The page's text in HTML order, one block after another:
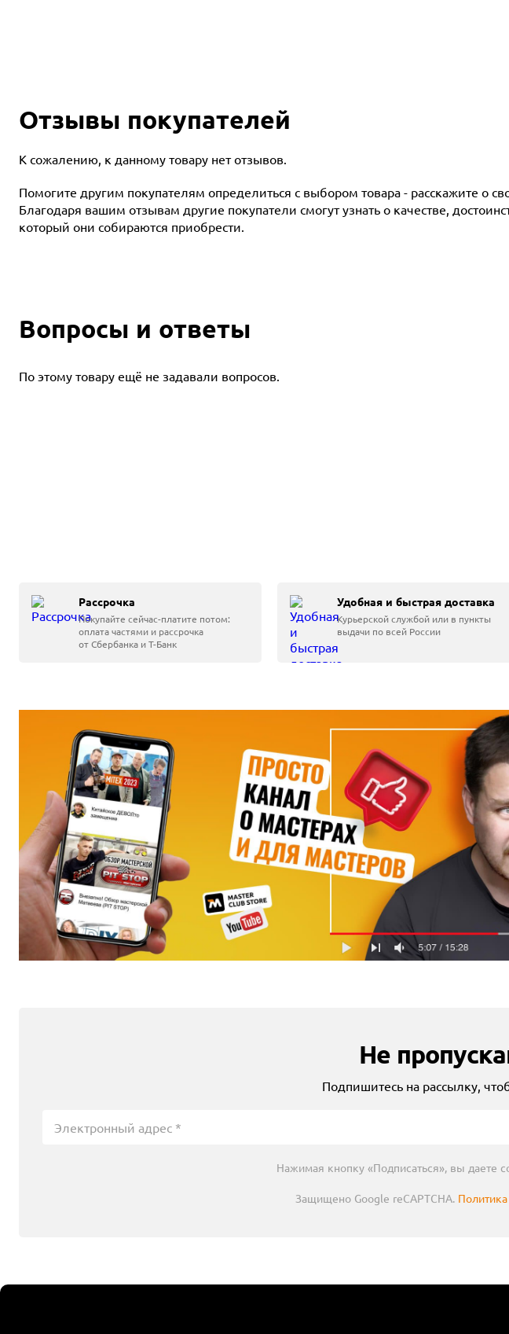
Отзывы покупателей
К сожалению, к данному товару нет отзывов.
Помогите другим покупателям определиться с выбором товара - расскажите о
Благодаря вашим отзывам другие покупатели смогут узнать о качестве,
который они собираются приобрести.
Вопросы и ответы
По этому товару ещё не задавали вопросов.
Рассрочка
Покупайте сейчас-платите потом:
оплата частями и рассрочка
от Сбербанка и Т-Банк
Удобная и быстрая доставка
Курьерской службой или в пункты
выдачи по всей России
Не
Подпишитесь на рассылку,
Нажимая кнопку «Подписаться», вы даете
Защищено Google reCAPTCHA.